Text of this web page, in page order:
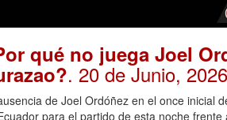
qué no juega Joel
. 20 de Junio,
de Joel Ordóñez en el once inicial
para el partido de esta noche frente